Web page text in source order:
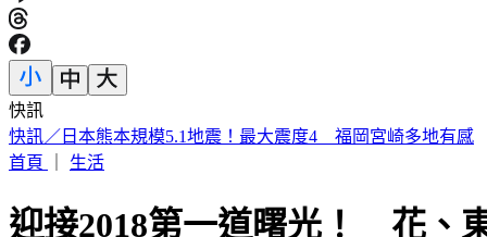
快訊
白海豚更靠近了！颱風外圍「風雨狂掃」週末變天 雨下到紫爆
首頁
生活
迎接2018第一道曙光！ 花、